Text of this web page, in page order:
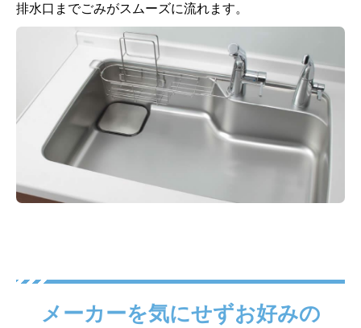
排水口までごみがスムーズに流れます。
メーカーを気にせずお好みの